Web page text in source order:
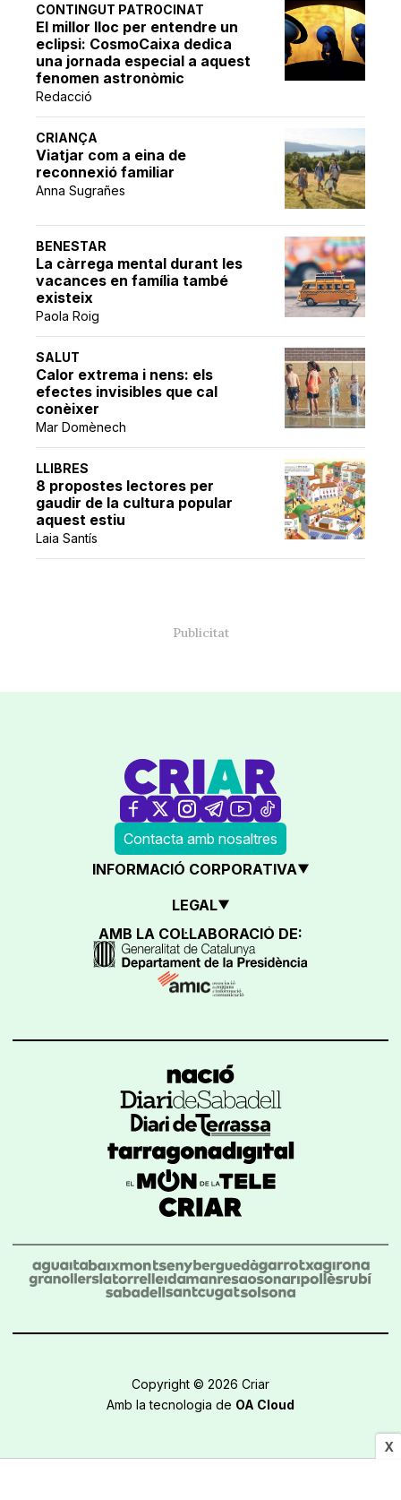
X
CONTINGUT PATROCINAT
El millor lloc per entendre un
eclipsi: CosmoCaixa dedica
una jornada especial a aquest
fenomen astronòmic
Redacció
CRIANÇA
Viatjar com a eina de
reconnexió familiar
Anna Sugrañes
BENESTAR
La càrrega mental durant les
vacances en família també
existeix
Paola Roig
SALUT
Calor extrema i nens: els
efectes invisibles que cal
conèixer
Mar Domènech
LLIBRES
8 propostes lectores per
gaudir de la cultura popular
aquest estiu
Laia Santís
Contacta amb nosaltres
INFORMACIÓ CORPORATIVA
LEGAL
AMB LA COL·LABORACIÓ DE:
Copyright © 2026 Criar
Amb la tecnologia de OA Cloud